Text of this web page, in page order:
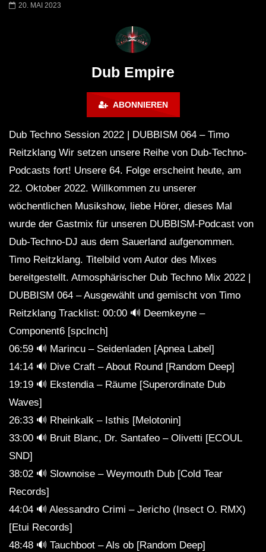
20. MAI 2023
Dub Empire
ABONNIEREN
Dub Techno Session 2022 | DUBBISM 064 – Timo
Reitzklang Wir setzen unsere Reihe von Dub-Techno-
Podcasts fort! Unsere 64. Folge erscheint heute, am
22. Oktober 2022. Willkommen zu unserer
wöchentlichen Musikshow, liebe Hörer, dieses Mal
wurde der Gastmix für unseren DUBBISM-Podcast von
Dub-Techno-DJ aus dem Sauerland aufgenommen.
Timo Reitzklang. Titelbild vom Autor des Mixes
bereitgestellt. Atmosphärischer Dub Techno Mix 2022 |
DUBBISM 064 – Ausgewählt und gemischt von Timo
Reitzklang Tracklist: 00:00 🔊 Deemkeyne –
Component6 [spclnch]
06:59 🔊 Marincu – Seidenladen [Apnea Label]
14:14 🔊 Dive Craft – About Round [Random Deep]
19:19 🔊 Ekstendia – Räume [Superordinate Dub
Waves]
26:33 🔊 Rheinkalk – Isthis [Melotonin]
33:00 🔊 Bruit Blanc, Dr. Santafeo – Olivetti [ECOUL
SND]
38:02 🔊 Slownoise – Weymouth Dub [Cold Tear
Records]
44:04 🔊 Alessandro Crimi – Jericho (Insect O. RMX)
[Etui Records]
48:48 🔊 Tauchboot – Als ob [Random Deep]